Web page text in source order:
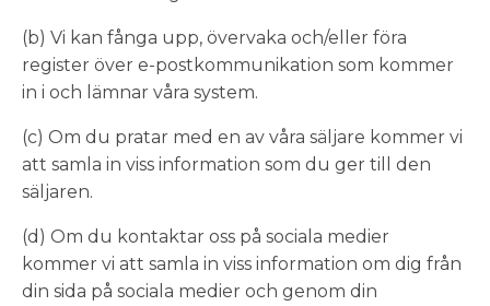
(b) Vi kan fånga upp, övervaka och/eller föra
register över e-postkommunikation som kommer
in i och lämnar våra system.
(c) Om du pratar med en av våra säljare kommer vi
att samla in viss information som du ger till den
säljaren.
(d) Om du kontaktar oss på sociala medier
kommer vi att samla in viss information om dig från
din sida på sociala medier och genom din